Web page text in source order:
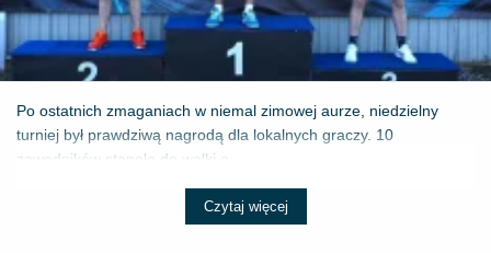
Po ostatnich zmaganiach w niemal zimowej aurze, niedzielny
turniej był prawdziwą nagrodą dla lokalnych graczy. 10
zawodników stanęło do walki o ...
Czytaj więcej